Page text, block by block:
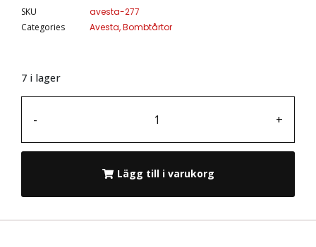
SKU
avesta-277
Categories
Avesta,Bombtårtor
7 i lager
- +
Lägg till i varukorg